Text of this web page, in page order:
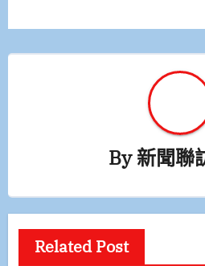
覽
By新聞聯
Related Post